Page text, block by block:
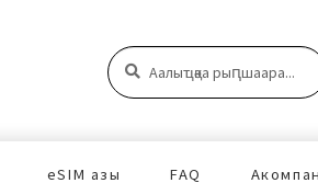
Аԥшаара:
Аԥшаара
eSIM азы FAQ